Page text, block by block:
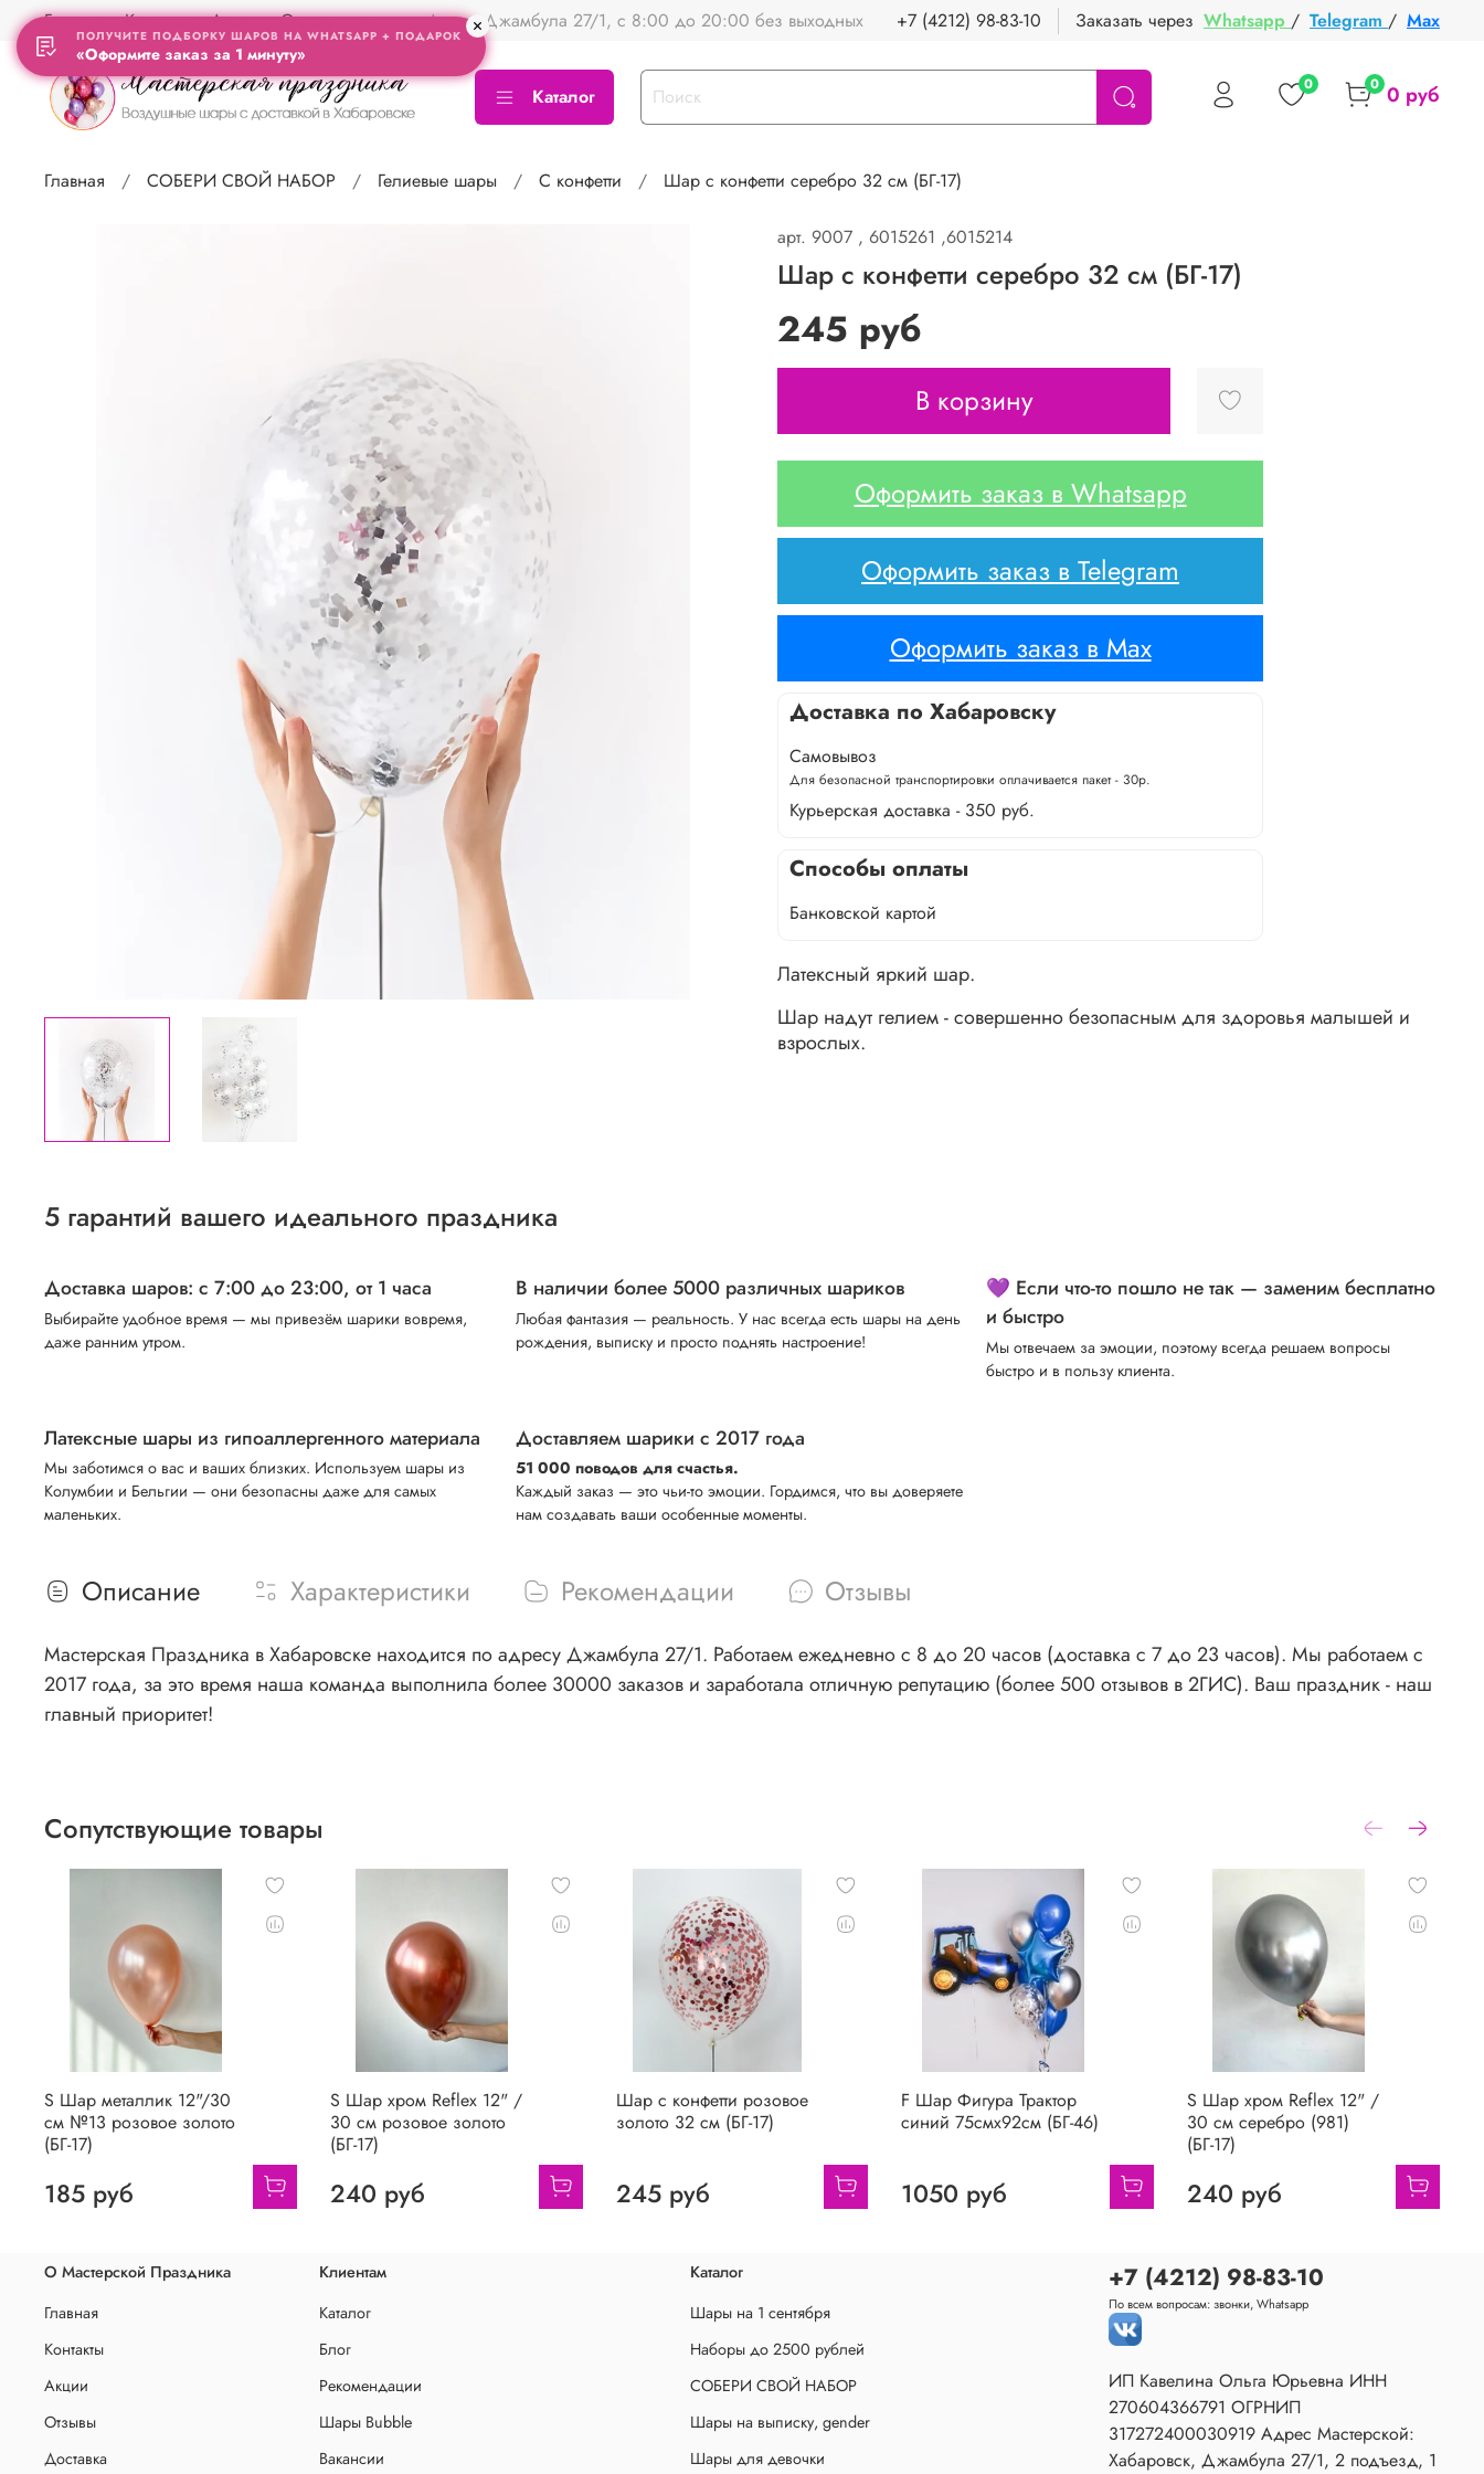
Главная Контакты Акции Отзывы Адрес Джамбула 27/1, с 8:00 до 20:00 без выходных +7 (4212) 98-83-10 Заказать через Whatsapp / Telegram / Max
Каталог 0 0 0 руб
Главная СОБЕРИ СВОЙ НАБОР Гелиевые шары С конфетти Шар с конфетти серебро 32 см (БГ-17)
арт. 9007 , 6015261 ,6015214
Шар с конфетти серебро 32 см (БГ-17)
245 руб
В корзину
Оформить заказ в Whatsapp
Оформить заказ в Telegram
Оформить заказ в Max
Доставка по Хабаровску
Самовывоз
Для безопасной транспортировки оплачивается пакет - 30р.
Курьерская доставка - 350 руб.
Способы оплаты
Банковской картой
Латексный яркий шар.
Шар надут гелием - совершенно безопасным для здоровья малышей и
взрослых.
5 гарантий вашего идеального праздника
Доставка шаров: с 7:00 до 23:00, от 1 часа
Выбирайте удобное время — мы привезём шарики вовремя,
даже ранним утром.
В наличии более 5000 различных шариков
Любая фантазия — реальность. У нас всегда есть шары на день
рождения, выписку и просто поднять настроение!
💜 Если что-то пошло не так — заменим бесплатно
и быстро
Мы отвечаем за эмоции, поэтому всегда решаем вопросы
быстро и в пользу клиента.
Латексные шары из гипоаллергенного материала
Мы заботимся о вас и ваших близких. Используем шары из
Колумбии и Бельгии — они безопасны даже для самых
маленьких.
Доставляем шарики с 2017 года
51 000 поводов для счастья.
Каждый заказ — это чьи-то эмоции. Гордимся, что вы доверяете
нам создавать ваши особенные моменты.
Описание Характеристики Рекомендации Отзывы
Мастерская Праздника в Хабаровске находится по адресу Джамбула 27/1. Работаем ежедневно с 8 до 20 часов (доставка с 7 до 23 часов). Мы работаем с
2017 года, за это время наша команда выполнила более 30000 заказов и заработала отличную репутацию (более 500 отзывов в 2ГИС). Ваш праздник - наш
главный приоритет!
Сопутствующие товары
S Шар металлик 12"/30
см №13 розовое золото
(БГ-17)
185 руб
S Шар хром Reflex 12" /
30 см розовое золото
(БГ-17)
240 руб
Шар с конфетти розовое
золото 32 см (БГ-17)
245 руб
F Шар Фигура Трактор
синий 75смх92см (БГ-46)
1050 руб
S Шар хром Reflex 12" /
30 см серебро (981)
(БГ-17)
240 руб
О Мастерской Праздника
Главная
Контакты
Акции
Отзывы
Доставка
Клиентам
Каталог
Блог
Рекомендации
Шары Bubble
Вакансии
Каталог
Шары на 1 сентября
Наборы до 2500 рублей
СОБЕРИ СВОЙ НАБОР
Шары на выписку, gender
Шары для девочки
+7 (4212) 98-83-10
По всем вопросам: звонки, Whatsapp
ИП Кавелина Ольга Юрьевна ИНН
270604366791 ОГРНИП
317272400030919 Адрес Мастерской:
Хабаровск, Джамбула 27/1, 2 подъезд, 1
ПОЛУЧИТЕ ПОДБОРКУ ШАРОВ НА WHATSAPP + ПОДАРОК
«Оформите заказ за 1 минуту»